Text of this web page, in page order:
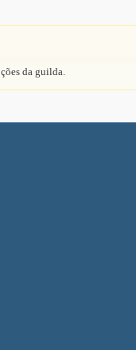
da guilda.